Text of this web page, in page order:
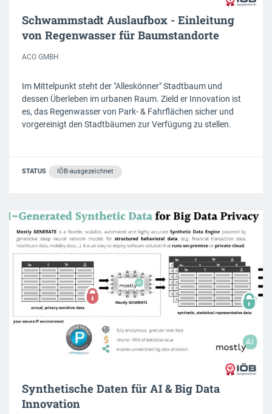
Schwammstadt Auslaufbox - Einleitung
von Regenwasser für Baumstandorte
ACO GMBH
Im Mittelpunkt steht der "Alleskönner" Stadtbaum und
dessen Überleben im urbanen Raum. Zield er Innovation ist
es, das Regenwasser von Park- & Fahrflächen sicher und
vorgereinigt den Stadtbäumen zur Verfügung zu stellen.
STATUS IÖB-ausgezeichnet
Synthetische Daten für AI & Big Data
Innovation